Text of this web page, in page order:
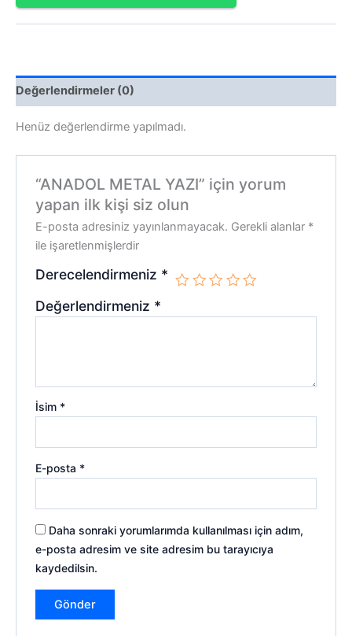
Değerlendirmeler (0)
Henüz değerlendirme yapılmadı.
“ANADOL METAL YAZI” için yorum
yapan ilk kişi siz olun
E-posta adresiniz yayınlanmayacak. Gerekli alanlar *
ile işaretlenmişlerdir
Derecelendirmeniz *
Değerlendirmeniz *
İsim *
E-posta *
Daha sonraki yorumlarımda kullanılması için adım,
e-posta adresim ve site adresim bu tarayıcıya
kaydedilsin.